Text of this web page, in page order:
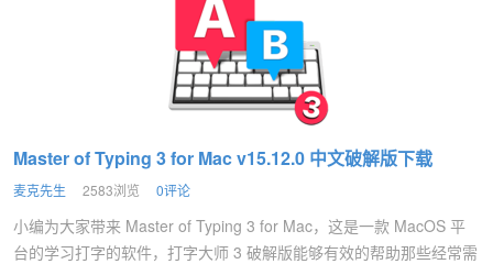
Master of Typing 3 for Mac v15.12.0 中文破解版下载
麦克先生 2583浏览 0评论
小编为大家带来 Master of Typing 3 for Mac，这是一款 MacOS 平
台的学习打字的软件，打字大师 3 破解版能够有效的帮助那些经常需